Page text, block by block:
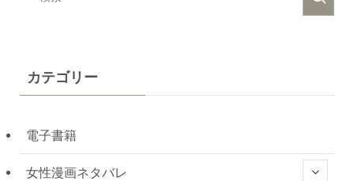
カテゴリー
電子書籍
女性漫画ネタバレ